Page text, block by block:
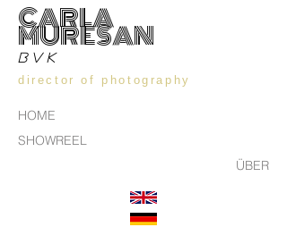
CARLA
MURESAN
BVK
director of photography
HOME
SHOWREEL
ÜBER